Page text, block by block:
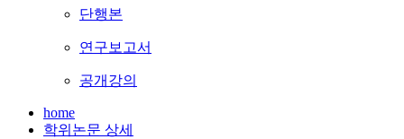
단행본
연구보고서
공개강의
home
학위논문 상세